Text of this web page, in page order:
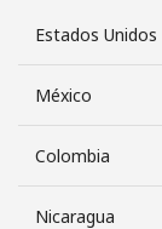
Estados Unidos
México
Colombia
Nicaragua